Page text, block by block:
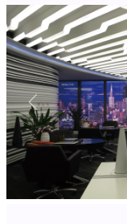
Previous